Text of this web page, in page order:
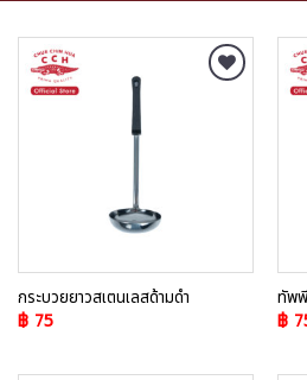
กระบวยยาวสเตนเลสด้ามดำ
฿75
ทัพพี
฿